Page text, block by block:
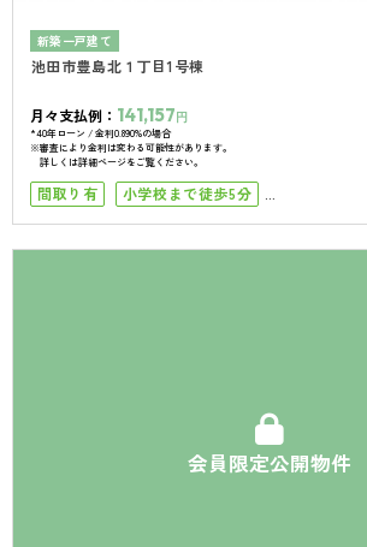
新築一戸建て
池田市豊島北１丁目1号棟
月々支払例： 141,157円
*40年ローン / 金利0.890%の場合
※審査により金利は変わる可能性があります。
詳しくは詳細ページをご覧ください。
間取り有
小学校まで徒歩5分
会員限定公開物件